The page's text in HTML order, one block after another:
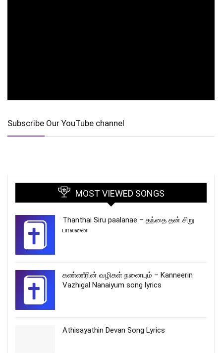
Subscribe Our YouTube channel
MOST VIEWED SONGS
Thanthai Siru paalanae – தந்தை தன் சிறு
பாலனை
கண்ணீரின் வழிகள் நனையும் – Kanneerin
Vazhigal Nanaiyum song lyrics
Athisayathin Devan Song Lyrics